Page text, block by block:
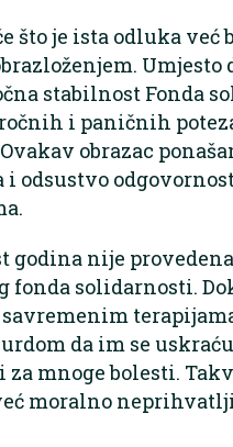
što je ista odluka
Umjesto
stabilnost Fonda
i paničnih
obrazac
i odsustvo
godina nije
fonda solidarnosti.
da im se
mnoge bolesti.
moralno